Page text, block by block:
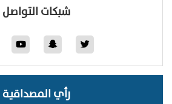
شبكات التواصل
رأي المصداقية